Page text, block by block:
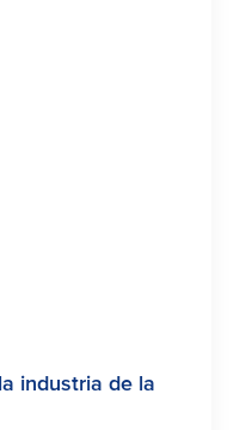
industria de la